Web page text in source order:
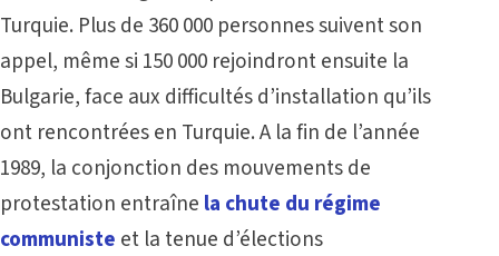
Turquie. Plus de 360 000 personnes suivent son
appel, même si 150 000 rejoindront ensuite la
Bulgarie, face aux difficultés d’installation qu’ils
ont rencontrées en Turquie. A la fin de l’année
1989, la conjonction des mouvements de
protestation entraîne la chute du régime
communiste et la tenue d’élections